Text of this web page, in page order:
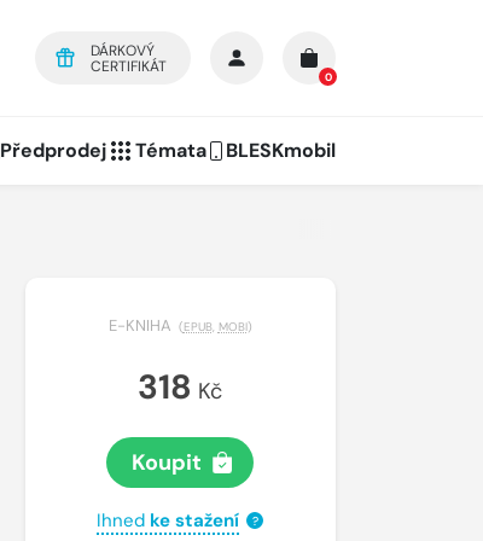
DÁRKOVÝ
CERTIFIKÁT
0
Předprodej Témata BLESKmobil
E-KNIHA (EPUB, MOBI)
318 Kč
Koupit
Ihned ke stažení ?